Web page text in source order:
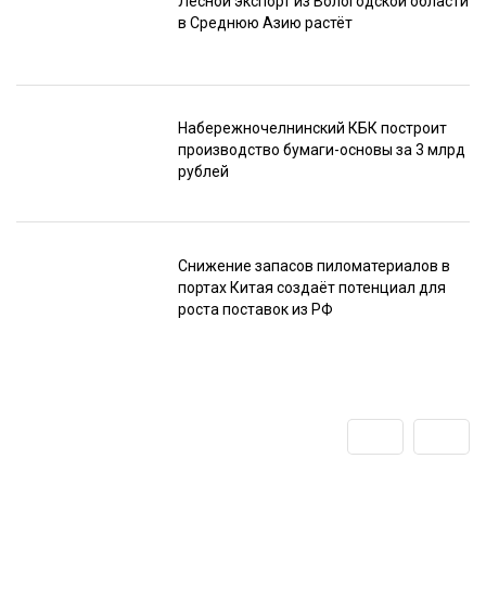
в Среднюю Азию растёт
Набережночелнинский КБК построит
производство бумаги-основы за 3 млрд
рублей
Снижение запасов пиломатериалов в
портах Китая создаёт потенциал для
роста поставок из РФ